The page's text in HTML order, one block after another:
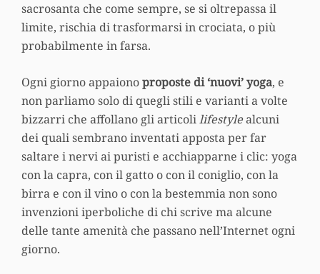
sacrosanta che come sempre, se si oltrepassa il
limite, rischia di trasformarsi in crociata, o più
probabilmente in farsa.
Ogni giorno appaionoproposte di ‘nuovi’ yoga, e
non parliamo solo di quegli stili e varianti a volte
bizzarri che affollano gli articolilifestylealcuni
dei quali sembrano inventati apposta per far
saltare i nervi ai puristi e acchiapparne i clic: yoga
con la capra, con il gatto o con il coniglio, con la
birra e con il vino o con la bestemmia non sono
invenzioni iperboliche di chi scrive ma alcune
delle tante amenità che passano nell’Internet ogni
giorno.